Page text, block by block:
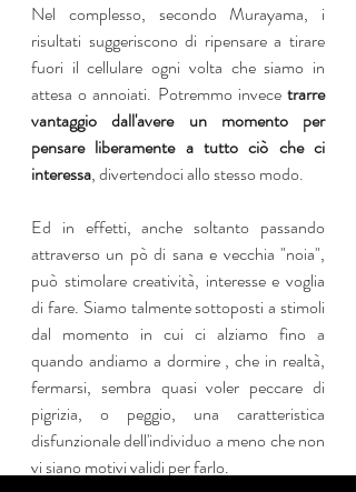
Nel complesso, secondo Murayama, i
risultati suggeriscono di ripensare a tirare
fuori il cellulare ogni volta che siamo in
attesa o annoiati. Potremmo invece trarre
vantaggio dall'avere un momento per
pensare liberamente a tutto ciò che ci
interessa, divertendoci allo stesso modo.
Ed in effetti, anche soltanto passando
attraverso un pò di sana e vecchia "noia",
può stimolare creatività, interesse e voglia
di fare. Siamo talmente sottoposti a stimoli
dal momento in cui ci alziamo fino a
quando andiamo a dormire , che in realtà,
fermarsi, sembra quasi voler peccare di
pigrizia, o peggio, una caratteristica
disfunzionale dell'individuo a meno che non
vi siano motivi validi per farlo.